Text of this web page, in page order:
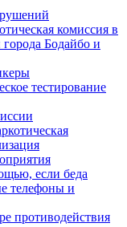
комиссия в
Бодайбо и
тестирование
если беда
телефоны и
противодействия